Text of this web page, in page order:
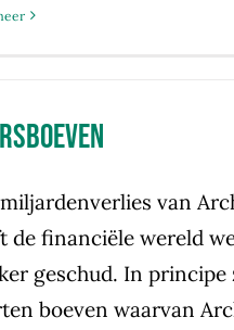
van
de financiële wereld
geschud. In principe
boeven waarvan